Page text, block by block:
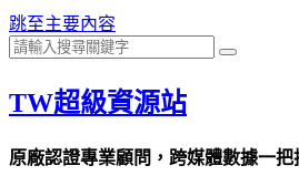
跳至主要內容
TW超級資源站
原廠認證專業顧問，跨媒體數據一